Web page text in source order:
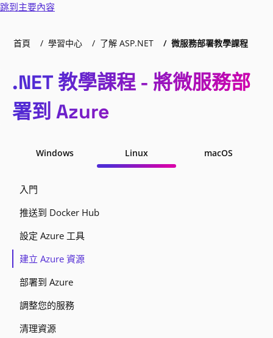
跳到主要內容
首頁 學習中心 了解 ASP.NET 微服務部署教學課程
.NET 教學課程 - 將微服務部
署到 Azure
Windows Linux macOS
入門
推送到 Docker Hub
設定 Azure 工具
建立 Azure 資源
部署到 Azure
調整您的服務
清理資源